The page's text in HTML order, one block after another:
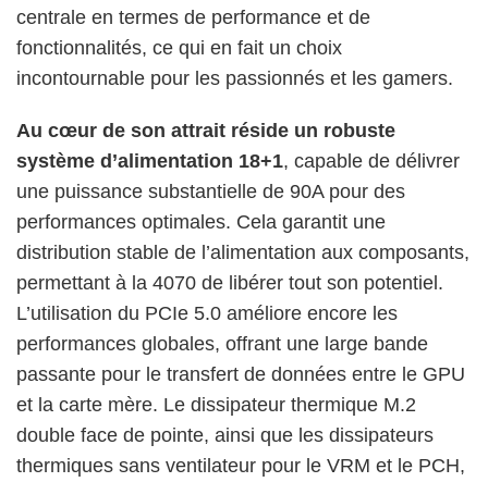
centrale en termes de performance et de
fonctionnalités, ce qui en fait un choix
incontournable pour les passionnés et les gamers.
Au cœur de son attrait réside un robuste
système d’alimentation 18+1, capable de délivrer
une puissance substantielle de 90A pour des
performances optimales. Cela garantit une
distribution stable de l’alimentation aux composants,
permettant à la 4070 de libérer tout son potentiel.
L’utilisation du PCIe 5.0 améliore encore les
performances globales, offrant une large bande
passante pour le transfert de données entre le GPU
et la carte mère. Le dissipateur thermique M.2
double face de pointe, ainsi que les dissipateurs
thermiques sans ventilateur pour le VRM et le PCH,